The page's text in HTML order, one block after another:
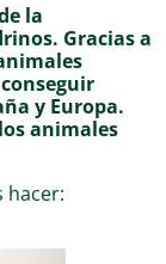
la
Gracias a
y Europa.
animales
hacer: